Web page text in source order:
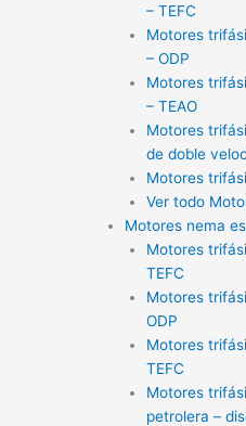
– TEFC
Motores
– ODP
Motores
– TEAO
Motores
de doble
Motores
Ver todo
Motores nema
Motores
TEFC
Motores
ODP
Motores
TEFC
Motores
petrolera –